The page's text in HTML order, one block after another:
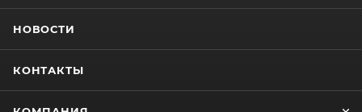
НОВОСТИ
КОНТАКТЫ